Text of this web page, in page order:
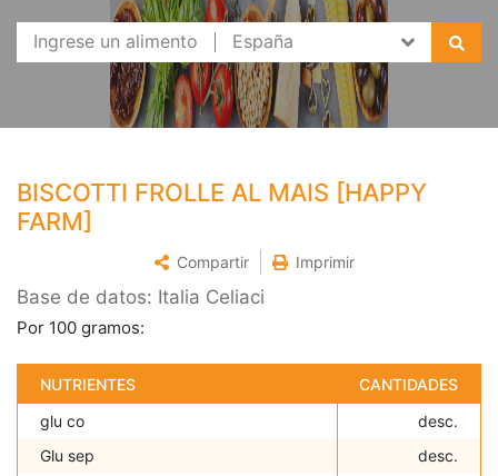
BISCOTTI FROLLE AL MAIS [HAPPY
FARM]
Compartir Imprimir
Base de datos: Italia Celiaci
Por 100 gramos:
NUTRIENTES
CANTIDADES
glu co
desc.
Glu sep
desc.